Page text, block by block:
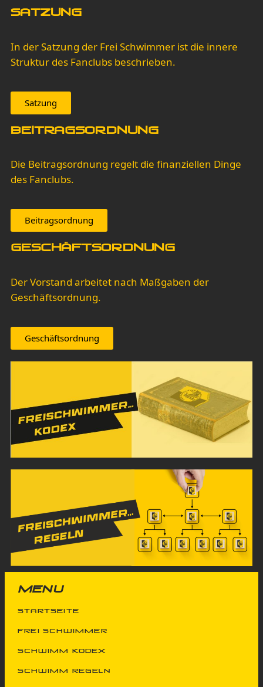
Satzung
In der Satzung der Frei Schwimmer ist die innere
Struktur des Fanclubs beschrieben.
Satzung
Beitragsordnung
Die Beitragsordnung regelt die finanziellen Dinge
des Fanclubs.
Beitragsordnung
Geschäftsordnung
Der Vorstand arbeitet nach Maßgaben der
Geschäftsordnung.
Geschäftsordnung
MENU
Startseite
FREi SChwimmer
schwimm kodex
schwimm regeln